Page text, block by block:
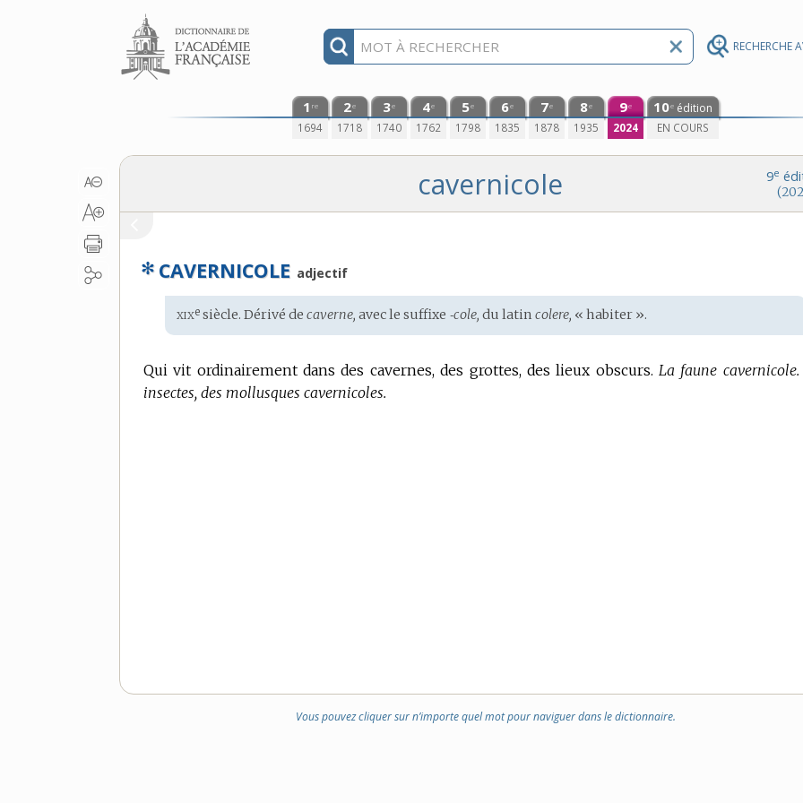
RECHERCHE
Aller au contenu
1 re
1694
2e
1718
3e
1740
4e
1762
5e
1798
6e
1835
7e
1878
8e
1935
9e
2024
10e édition
EN COURS
9e
cavernicole
✻ CAVERNICOLE adjectif
Étymologie
:
xixe siècle. Dérivé decaverne, avec le suffixe ‑cole, dulatin colere, « habiter ».
Qui vit ordinairement dans des cavernes, des grottes, des lieux obscurs. La faune cavernicole.
insectes, des mollusques cavernicoles.
Vous pouvez cliquer sur n’importe quel mot pour naviguer dans le dictionnaire.